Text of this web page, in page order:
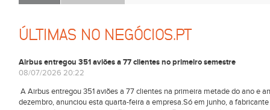
ÚLTIMAS NO NEGÓCIOS.PT
Airbus entregou 351 aviões a 77 clientes no primeiro semestre
08/07/2026 20:22
A Airbus entregou 351 aviões a 77 clientes na primeira metade do ano e
dezembro, anunciou esta quarta-feira a empresa.Só em junho, a